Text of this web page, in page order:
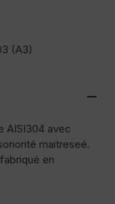
(A3)
AISI304 avec
maitreseé.
en